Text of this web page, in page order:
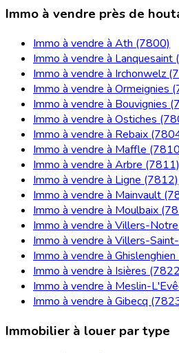
Immo à vendre près de
Immo à vendre à Ath (7800)
Immo à vendre à Lanquesaint
Immo à vendre à Irchonwelz
Immo à vendre à Ormeignies
Immo à vendre à Bouvignies
Immo à vendre à Ostiches
Immo à vendre à Rebaix
Immo à vendre à Maffle
Immo à vendre à Arbre (7811)
Immo à vendre à Ligne (7812)
Immo à vendre à Mainvault
Immo à vendre à Moulbaix
Immo à vendre à Villers-
Immo à vendre à Villers-
Immo à vendre à
Immo à vendre à Isières
Immo à vendre à Meslin-
Immo à vendre à Gibecq
Immobilier à louer par type